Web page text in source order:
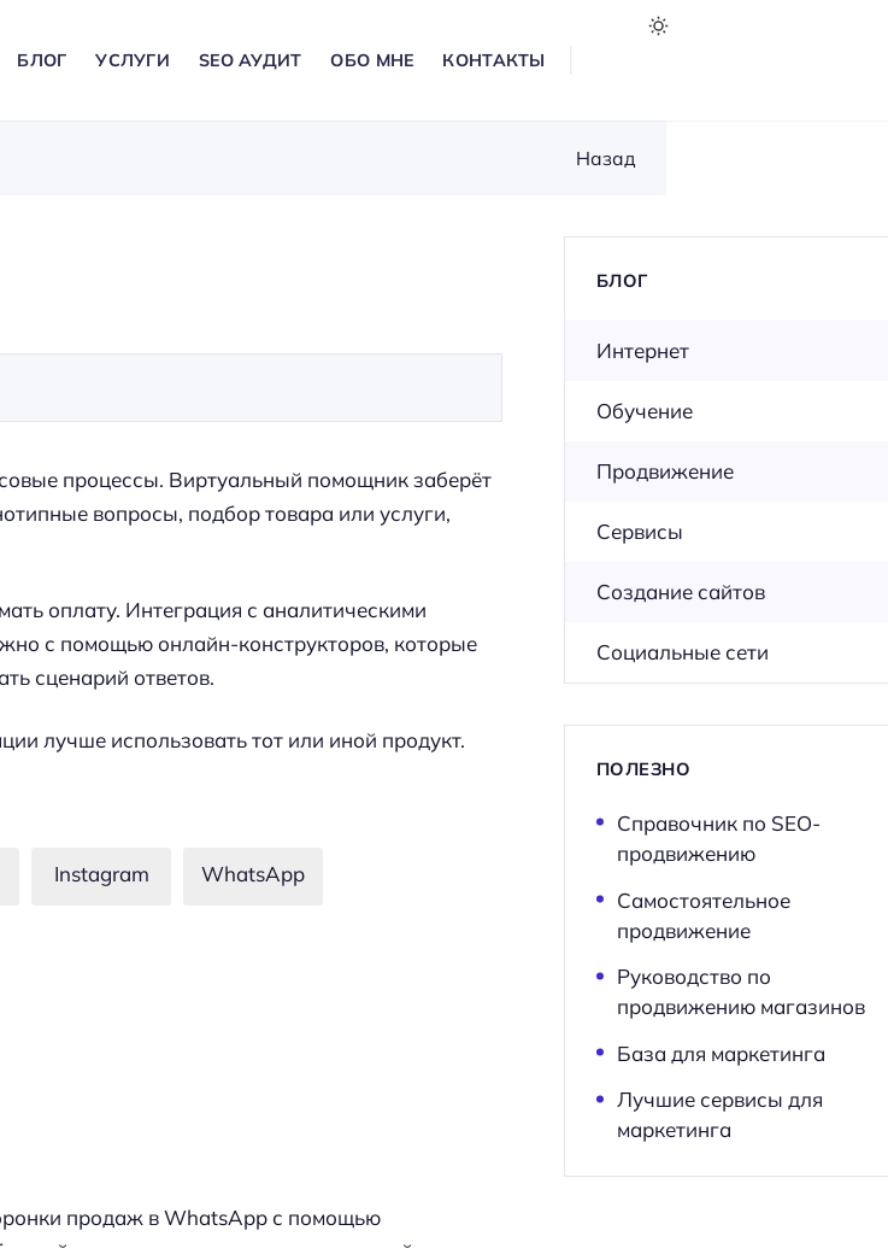
БЛОГ УСЛУГИ SEO АУДИТ ОБО МНЕ КОНТАКТЫ
Назад
процессы. Виртуальный помощник заберёт
вопросы, подбор товара или услуги,
оплату. Интеграция с аналитическими
с помощью онлайн-конструкторов, которые
сценарий ответов.
лучше использовать тот или иной продукт.
Instagram WhatsApp
продаж в WhatsApp с помощью
БЛОГ
Интернет
Обучение
Продвижение
Сервисы
Создание сайтов
Социальные сети
ПОЛЕЗНО
Справочник по SEO-
продвижению
Самостоятельное
продвижение
Руководство по
продвижению магазинов
База для маркетинга
Лучшие сервисы для
маркетинга